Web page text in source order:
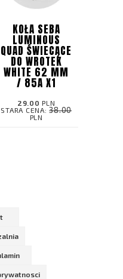
KOŁA SEBA
LUMINOUS
QUAD ŚWIECĄCE
DO WROTEK
WHITE 62 MM
/ 85A X1
29.00 PLN
STARA CENA:38.00
PLN